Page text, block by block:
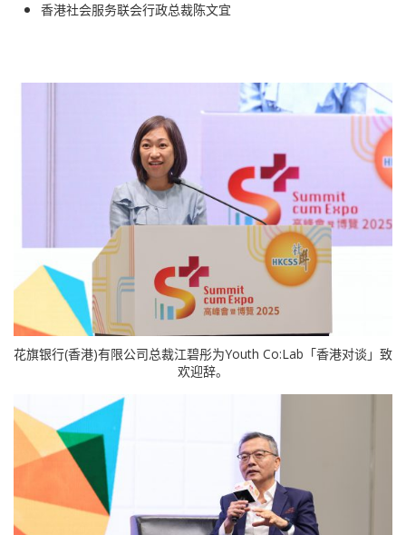
香港社会服务联会行政总裁陈文宜
花旗银行(香港)有限公司总裁江碧彤为Youth Co:Lab「香港对谈」致
欢迎辞。